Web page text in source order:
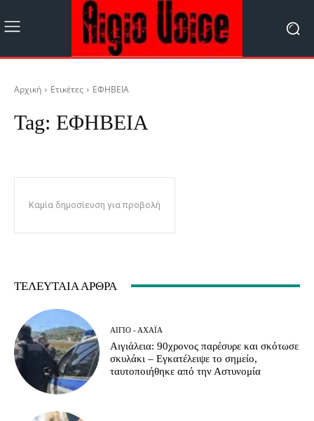
Αρχική Ετικέτες ΕΦΗΒΕΙΑ
Tag: ΕΦΗΒΕΙΑ
Καμία δημοσίευση για προβολή
ΤΕΛΕΥΤΑΊΑ ΆΡΘΡΑ
ΑΊΓΙΟ - ΑΧΑΪ́Α
Αιγιάλεια: 90χρονος παρέσυρε και σκότωσε
σκυλάκι – Εγκατέλειψε το σημείο,
ταυτοποιήθηκε από την Αστυνομία